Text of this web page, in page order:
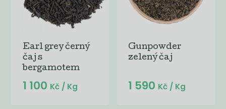
Earl grey černý
čaj s
bergamotem
1 100 Kč / Kg
Gunpowder
zelený čaj
1 590 Kč / Kg